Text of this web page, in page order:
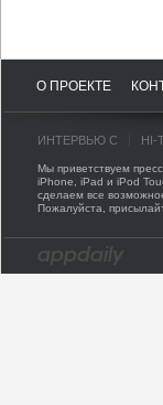
О ПРОЕКТЕ
ИНТЕРВЬЮ С HI-
Мы приветствуем
iPhone, iPad и iPod
сделаем все
Пожалуйста,